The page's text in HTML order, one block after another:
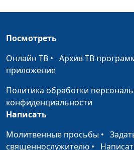
Благословение от Господа
Христианское
совершенство
Посмотреть
Онлайн ТВ • Архив ТВ
приложение
Политика обработки
конфиденциальности
Написать
Молитвенные просьбы •
священнослужителю •